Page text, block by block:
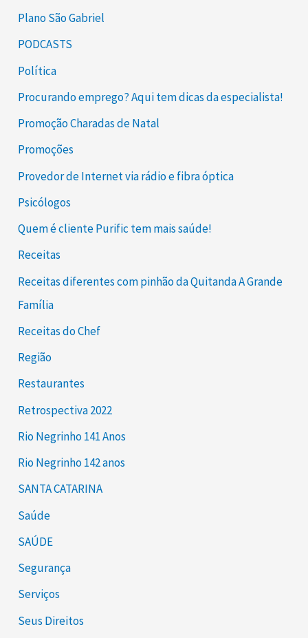
Plano São Gabriel
PODCASTS
Política
Procurando emprego? Aqui tem dicas da especialista!
Promoção Charadas de Natal
Promoções
Provedor de Internet via rádio e fibra óptica
Psicólogos
Quem é cliente Purific tem mais saúde!
Receitas
Receitas diferentes com pinhão da Quitanda A Grande
Família
Receitas do Chef
Região
Restaurantes
Retrospectiva 2022
Rio Negrinho 141 Anos
Rio Negrinho 142 anos
SANTA CATARINA
Saúde
SAÚDE
Segurança
Serviços
Seus Direitos